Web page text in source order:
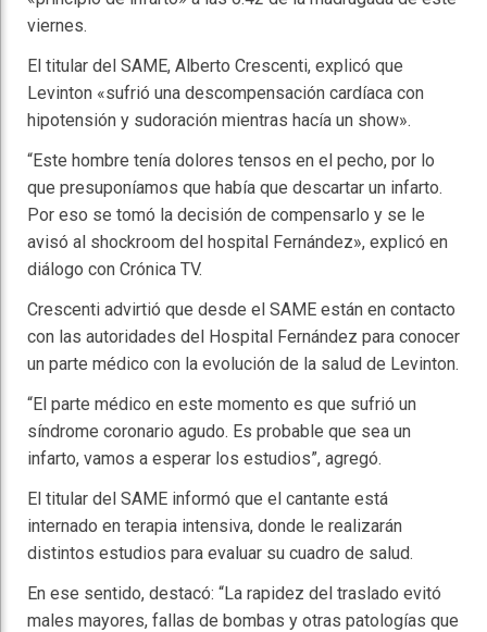
viernes.
El titular del SAME, Alberto Crescenti, explicó que
Levinton «sufrió una descompensación cardíaca con
hipotensión y sudoración mientras hacía un show».
“Este hombre tenía dolores tensos en el pecho, por lo
que presuponíamos que había que descartar un infarto.
Por eso se tomó la decisión de compensarlo y se le
avisó al shockroom del hospital Fernández», explicó en
diálogo con Crónica TV.
Crescenti advirtió que desde el SAME están en contacto
con las autoridades del Hospital Fernández para conocer
un parte médico con la evolución de la salud de Levinton.
“El parte médico en este momento es que sufrió un
síndrome coronario agudo. Es probable que sea un
infarto, vamos a esperar los estudios”, agregó.
El titular del SAME informó que el cantante está
internado en terapia intensiva, donde le realizarán
distintos estudios para evaluar su cuadro de salud.
En ese sentido, destacó: “La rapidez del traslado evitó
males mayores, fallas de bombas y otras patologías que